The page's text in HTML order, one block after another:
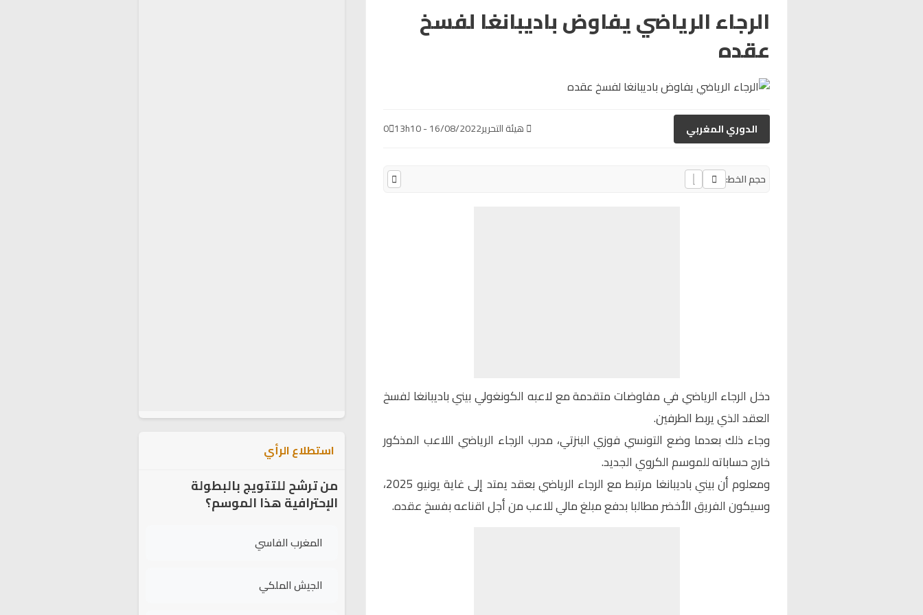
الرجاء الرياضي يفاوض باديبانغا لفسخ
عقده
الدوري المغربي هيئة التحرير16/08/2022 - 13h10
0
حجم الخط:
دخل الرجاء الرياضي في مفاوضات متقدمة مع لاعبه الكونغولي بيني باديبانغا لفسخ
العقد الذي يربط الطرفين.
وجاء ذلك بعدما وضع التونسي فوزي البنزتي، مدرب الرجاء الرياضي اللاعب المذكور
خارج حساباته للموسم الكروي الجديد.
ومعلوم أن بيني باديبانغا مرتبط مع الرجاء الرياضي بعقد يمتد إلى غاية يونيو 2025،
وسيكون الفريق الأخضر مطالبا بدفع مبلغ مالي للاعب من أجل اقناعه بفسخ عقده.
استطلاع الرأي
من ترشح للتتويج بالبطولة
الإحترافية هذا الموسم؟
المغرب الفاسي
الجيش الملكي